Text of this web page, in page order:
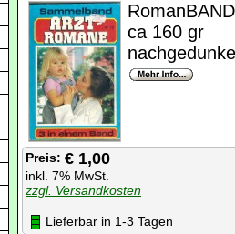
RomanBAND
ca 160 gr
Preis: € 1,00
inkl. 7% MwSt.
zzgl. Versandkosten
Lieferbar in 1-3 Tagen